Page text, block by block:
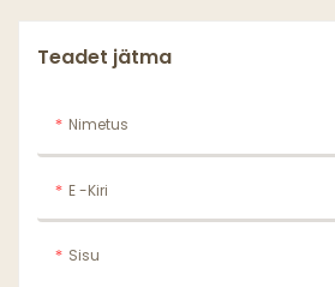
rasvakindlad
Teadet jätma
Nimetus
E -kiri
Sisu